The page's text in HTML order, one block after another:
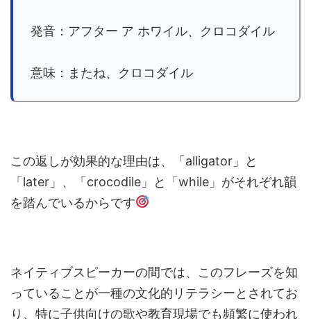
発音：アフター ア ホワイル、クロコダイル
意味：またね、クロコダイル
この返しが効果的な理由は、「alligator」と
「later」、「crocodile」と「while」がそれぞれ韻
を踏んでいるからです
ネイティブスピーカーの間では、このフレーズを知
っていることが一種の文化的リテラシーとされてお
り、特に子供向けの歌や教育現場でも頻繁に使われ